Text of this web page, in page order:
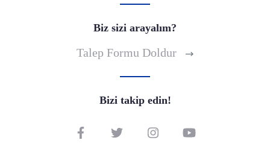
Biz sizi arayalım?
Talep Formu Doldur
Bizi takip edin!